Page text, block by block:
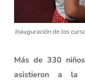
Inauguración de los
Más de 330
asistieron a la